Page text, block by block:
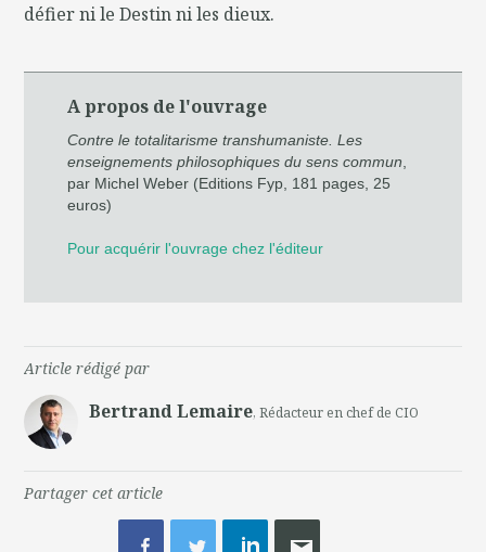
défier ni le Destin ni les dieux.
A propos de l'ouvrage
Contre le totalitarisme transhumaniste. Les
enseignements philosophiques du sens commun
par Michel Weber (Editions Fyp, 181 pages, 25
euros)
Pour acquérir l'ouvrage chez l'éditeur
Article rédigé par
Bertrand Lemaire, Rédacteur en chef de CIO
Partager cet article